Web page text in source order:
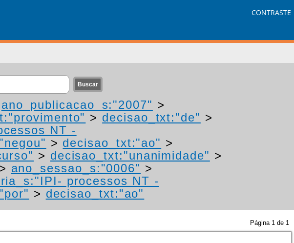
CONTRASTE
ano_publicacao_s:"2007" >
> decisao_txt:"de" >
NT -
> decisao_txt:"ao" >
> decisao_txt:"unanimidade" >
> ano_sessao_s:"0006" >
processos NT -
> decisao_txt:"ao"
Página 1 de 1